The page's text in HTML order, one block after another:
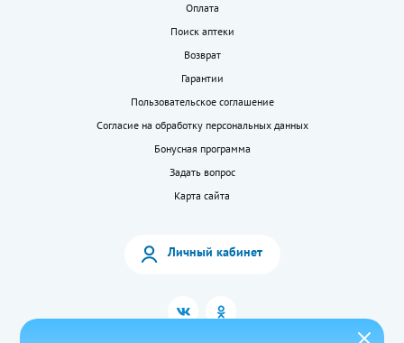
Оплата
Поиск аптеки
Возврат
Гарантии
Пользовательское соглашение
Согласие на обработку персональных данных
Бонусная программа
Задать вопрос
Карта сайта
Личный кабинет